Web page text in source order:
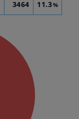
3464 11.3%